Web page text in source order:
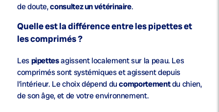
de doute,consultez un vétérinaire.
Quelle est la différence entre les pipettes et
les comprimés ?
Lespipettesagissent localement sur la peau. Les
comprimés sont systémiques et agissent depuis
l’intérieur. Le choix dépend ducomportementdu chien,
de son âge, et de votre environnement.